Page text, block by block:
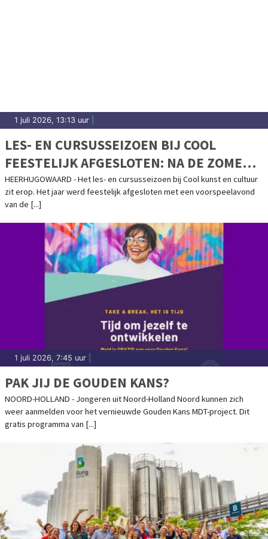
1 juli 2026, 13:13 uur
LES- EN CURSUSSEIZOEN BIJ COOL
FEESTELIJK AFGESLOTEN: NA DE ZOMER
WEER VOLOP CREATIEF AANBOD
HEERHUGOWAARD - Het les- en cursusseizoen bij Cool kunst en cultuur
zit erop. Het jaar werd feestelijk afgesloten met een voorspeelavond
van de [...]
1 juli 2026, 7:45 uur
PAK JIJ DE GOUDEN KANS?
NOORD-HOLLAND - Jongeren uit Noord-Holland Noord kunnen zich
weer aanmelden voor het vernieuwde Gouden Kans MDT-project. Dit
gratis programma van [...]